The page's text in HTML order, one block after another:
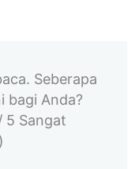
Seberapa
bagi Anda?
5 Sangat